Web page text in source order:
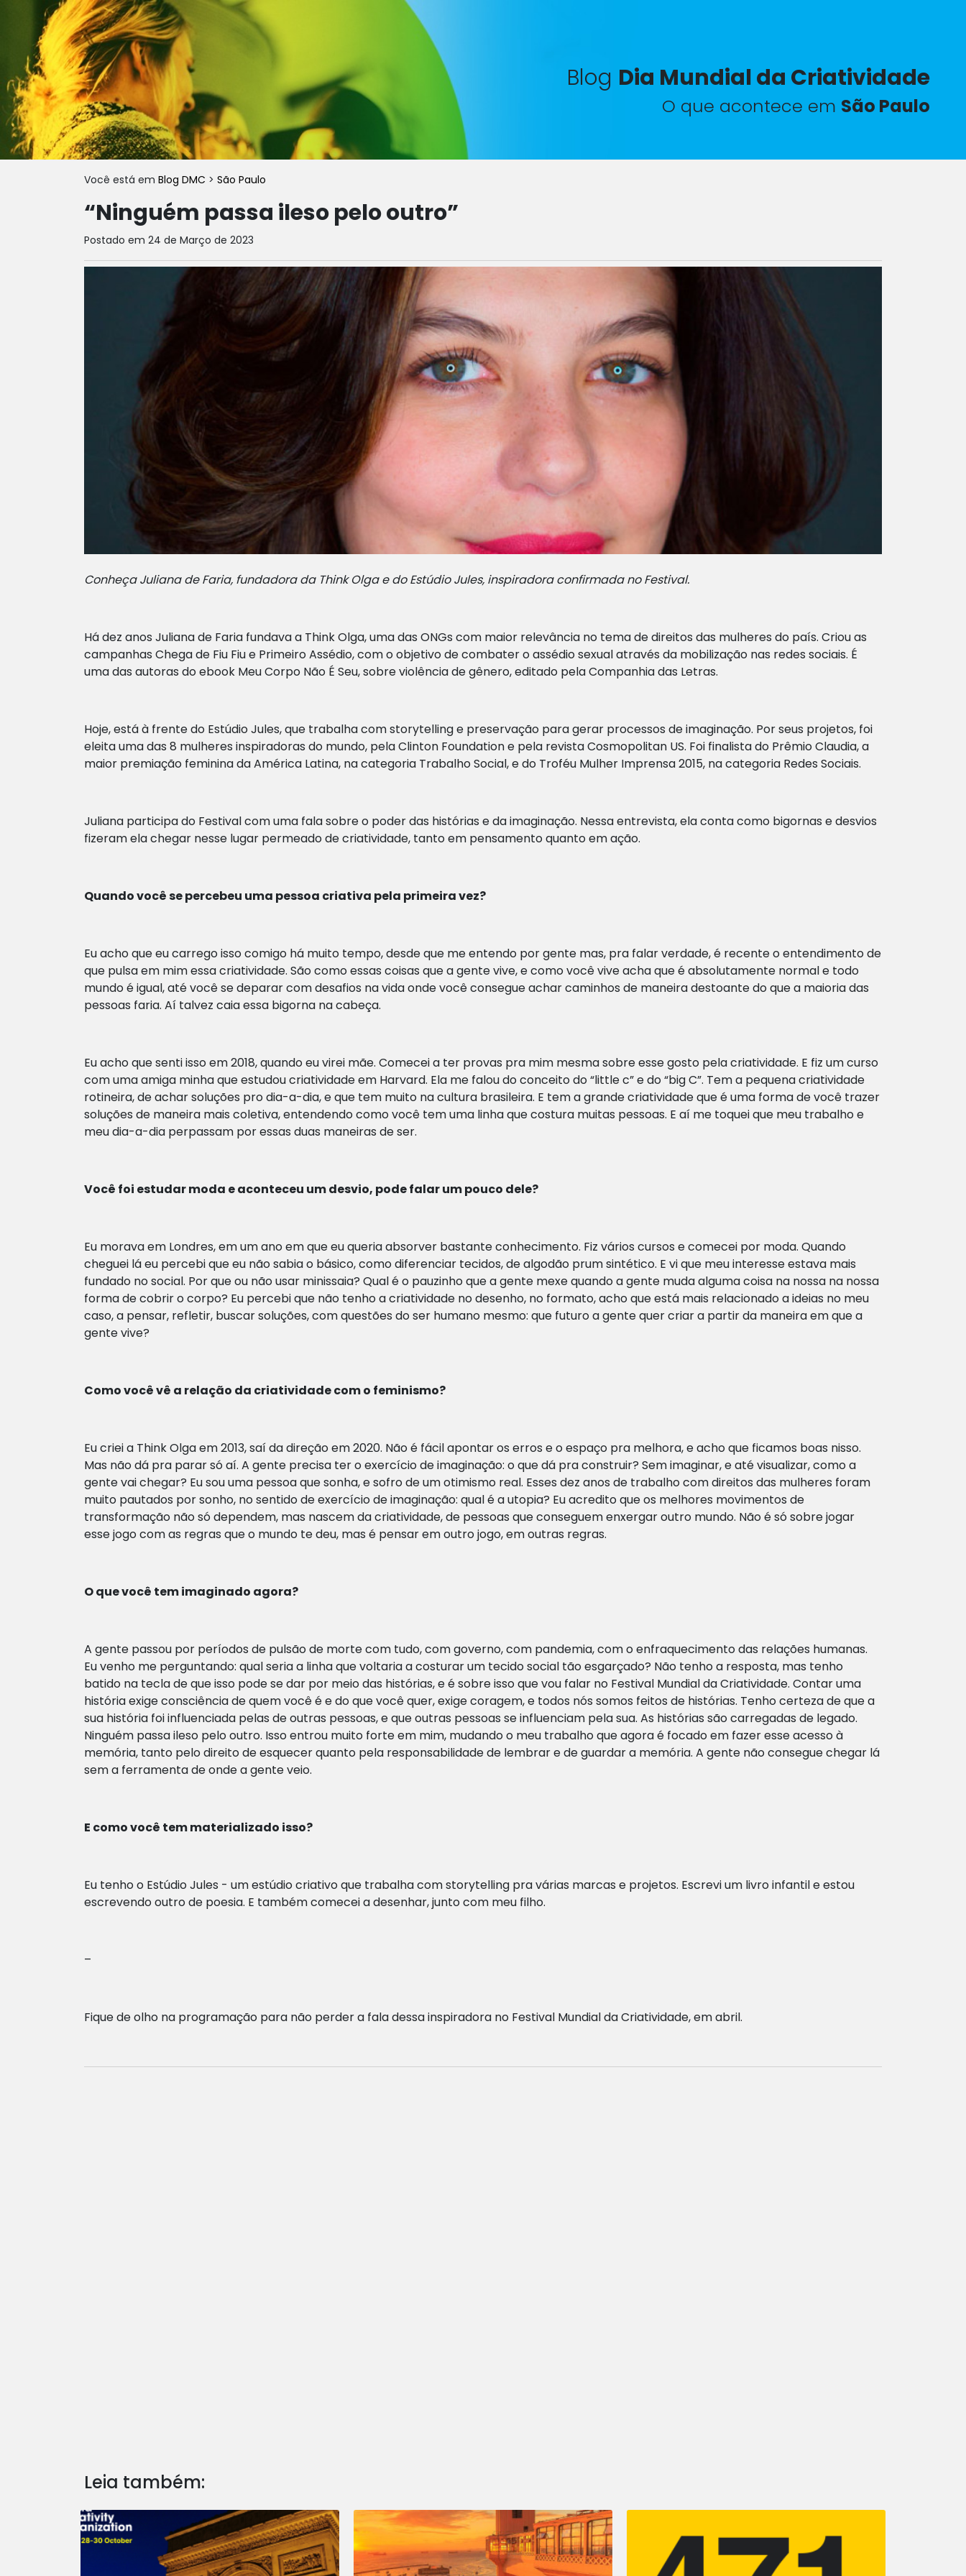
Blog Dia Mundial da Criatividade
O que acontece em São Paulo
Você está em Blog DMC > São Paulo
“Ninguém passa ileso pelo outro”
Postado em 24 de Março de 2023
Conheça Juliana de Faria, fundadora da Think Olga e do Estúdio Jules, inspiradora confirmada no Festival.
Há dez anos Juliana de Faria fundava a Think Olga, uma das ONGs com maior relevância no tema de direitos das mulheres do país. Criou as
campanhas Chega de Fiu Fiu e Primeiro Assédio, com o objetivo de combater o assédio sexual através da mobilização nas redes sociais. É
uma das autoras do ebook Meu Corpo Não É Seu, sobre violência de gênero, editado pela Companhia das Letras.
Hoje, está à frente do Estúdio Jules, que trabalha com storytelling e preservação para gerar processos de imaginação. Por seus projetos, foi
eleita uma das 8 mulheres inspiradoras do mundo, pela Clinton Foundation e pela revista Cosmopolitan US. Foi finalista do Prêmio Claudia, a
maior premiação feminina da América Latina, na categoria Trabalho Social, e do Troféu Mulher Imprensa 2015, na categoria Redes Sociais.
Juliana participa do Festival com uma fala sobre o poder das histórias e da imaginação. Nessa entrevista, ela conta como bigornas e desvios
fizeram ela chegar nesse lugar permeado de criatividade, tanto em pensamento quanto em ação.
Quando você se percebeu uma pessoa criativa pela primeira vez?
Eu acho que eu carrego isso comigo há muito tempo, desde que me entendo por gente mas, pra falar verdade, é recente o entendimento de
que pulsa em mim essa criatividade. São como essas coisas que a gente vive, e como você vive acha que é absolutamente normal e todo
mundo é igual, até você se deparar com desafios na vida onde você consegue achar caminhos de maneira destoante do que a maioria das
pessoas faria. Aí talvez caia essa bigorna na cabeça.
Eu acho que senti isso em 2018, quando eu virei mãe. Comecei a ter provas pra mim mesma sobre esse gosto pela criatividade. E fiz um curso
com uma amiga minha que estudou criatividade em Harvard. Ela me falou do conceito do “little c” e do “big C”. Tem a pequena criatividade
rotineira, de achar soluções pro dia-a-dia, e que tem muito na cultura brasileira. E tem a grande criatividade que é uma forma de você trazer
soluções de maneira mais coletiva, entendendo como você tem uma linha que costura muitas pessoas. E aí me toquei que meu trabalho e
meu dia-a-dia perpassam por essas duas maneiras de ser.
Você foi estudar moda e aconteceu um desvio, pode falar um pouco dele?
Eu morava em Londres, em um ano em que eu queria absorver bastante conhecimento. Fiz vários cursos e comecei por moda. Quando
cheguei lá eu percebi que eu não sabia o básico, como diferenciar tecidos, de algodão prum sintético. E vi que meu interesse estava mais
fundado no social. Por que ou não usar minissaia? Qual é o pauzinho que a gente mexe quando a gente muda alguma coisa na nossa na nossa
forma de cobrir o corpo? Eu percebi que não tenho a criatividade no desenho, no formato, acho que está mais relacionado a ideias no meu
caso, a pensar, refletir, buscar soluções, com questões do ser humano mesmo: que futuro a gente quer criar a partir da maneira em que a
gente vive?
Como você vê a relação da criatividade com o feminismo?
Eu criei a Think Olga em 2013, saí da direção em 2020. Não é fácil apontar os erros e o espaço pra melhora, e acho que ficamos boas nisso.
Mas não dá pra parar só aí. A gente precisa ter o exercício de imaginação: o que dá pra construir? Sem imaginar, e até visualizar, como a
gente vai chegar? Eu sou uma pessoa que sonha, e sofro de um otimismo real. Esses dez anos de trabalho com direitos das mulheres foram
muito pautados por sonho, no sentido de exercício de imaginação: qual é a utopia? Eu acredito que os melhores movimentos de
transformação não só dependem, mas nascem da criatividade, de pessoas que conseguem enxergar outro mundo. Não é só sobre jogar
esse jogo com as regras que o mundo te deu, mas é pensar em outro jogo, em outras regras.
O que você tem imaginado agora?
A gente passou por períodos de pulsão de morte com tudo, com governo, com pandemia, com o enfraquecimento das relações humanas.
Eu venho me perguntando: qual seria a linha que voltaria a costurar um tecido social tão esgarçado? Não tenho a resposta, mas tenho
batido na tecla de que isso pode se dar por meio das histórias, e é sobre isso que vou falar no Festival Mundial da Criatividade. Contar uma
história exige consciência de quem você é e do que você quer, exige coragem, e todos nós somos feitos de histórias. Tenho certeza de que a
sua história foi influenciada pelas de outras pessoas, e que outras pessoas se influenciam pela sua. As histórias são carregadas de legado.
Ninguém passa ileso pelo outro. Isso entrou muito forte em mim, mudando o meu trabalho que agora é focado em fazer esse acesso à
memória, tanto pelo direito de esquecer quanto pela responsabilidade de lembrar e de guardar a memória. A gente não consegue chegar lá
sem a ferramenta de onde a gente veio.
E como você tem materializado isso?
Eu tenho o Estúdio Jules - um estúdio criativo que trabalha com storytelling pra várias marcas e projetos. Escrevi um livro infantil e estou
escrevendo outro de poesia. E também comecei a desenhar, junto com meu filho.
–
Fique de olho na programação para não perder a fala dessa inspiradora no Festival Mundial da Criatividade, em abril.
Leia também: